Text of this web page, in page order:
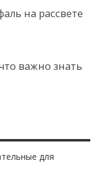
на рассвете
важно знать
для